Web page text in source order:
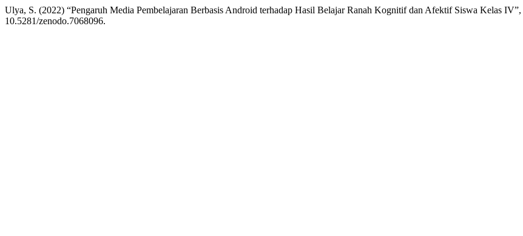
Ulya, S. (2022) “Pengaruh Media Pembelajaran Berbasis Android terhadap Hasil Belajar Ranah Kognitif dan Afektif Siswa Kelas IV”,
10.5281/zenodo.7068096.